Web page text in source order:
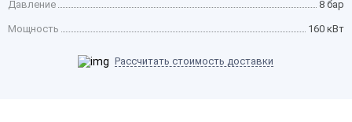
Давление 8 бар
Мощность 160 кВт
Рассчитать стоимость доставки